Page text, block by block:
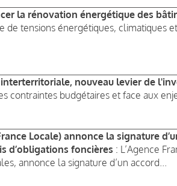
la rénovation énergétique des
de tensions énergétiques, climatiques
nouveau levier de
contraintes budgétaires et face aux
Locale) annonce la signature
d’obligations foncières : L’Agence
annonce la signature d’un accord...